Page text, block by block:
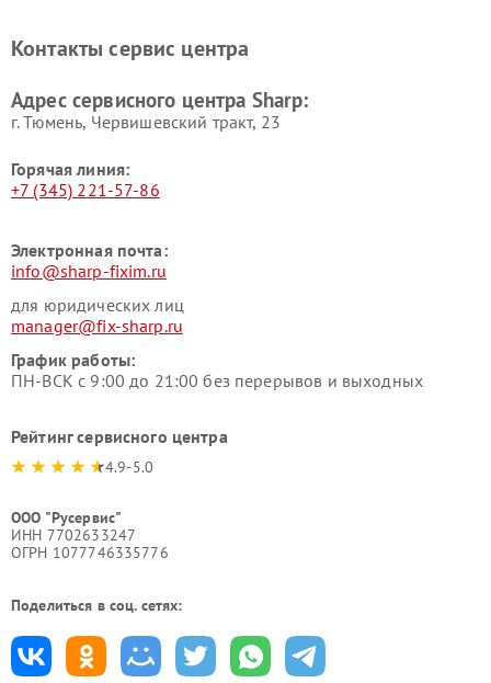
Контакты сервис центра
Адрес сервисного центра Sharp:
г. Тюмень, ​Червишевский тракт, 23
Горячая линия:
+7 (345) 221-57-86
Электронная почта:
info@sharp-fixim.ru
для юридических лиц
manager@fix-sharp.ru
График работы:
ПН-ВСК с 9:00 до 21:00 без перерывов и выходных
Рейтинг сервисного центра
4.9-5.0
ООО "Русервис"
ИНН 7702633247
ОГРН 1077746335776
Поделиться в соц. сетях: